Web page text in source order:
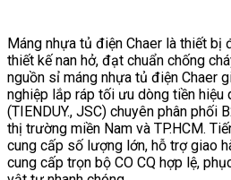
Máng nhựa tủ điện Chaer là thiết bị
thiết kế nan hở, đạt chuẩn chống
nguồn sỉ máng nhựa tủ điện Chaer
nghiệp lắp ráp tối ưu dòng tiền hiệu
(TIENDUY., JSC) chuyên phân phối
thị trường miền Nam và TP.HCM.
cung cấp số lượng lớn, hỗ trợ giao
cung cấp trọn bộ CO CQ hợp lệ,